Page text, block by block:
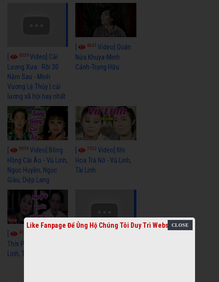
6326Video] Cải
Lương Xưa : Rồi 30
Năm Sau - Minh
Vương Lệ Thủy | cải
lương xã hội hay nhất
6041Video] Quán
Nửa Khuya-Minh
Cảnh-Trọng Hữu
9059 Video] Bông
Hồng Cài Áo - Vũ Linh,
Ngọc Huyền, Ngọc
Giàu, Diệp Lang
7352Video] Khi
Hoa Trà Nở - Vũ Linh,
Tài Linh
4110
Thời Phóng Đãng - Vũ
Linh, Tài Linh, Chí Linh
Like Fanpage Để Ủng Hộ Chúng Tôi Duy Trì Website